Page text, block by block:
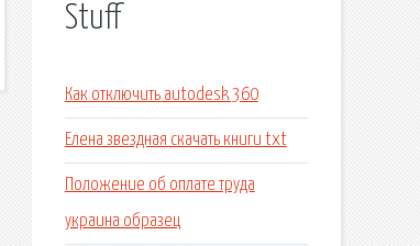
Stuff
Как отключить autodesk 360
Елена звездная скачать книги txt
Положение об оплате труда
украина образец